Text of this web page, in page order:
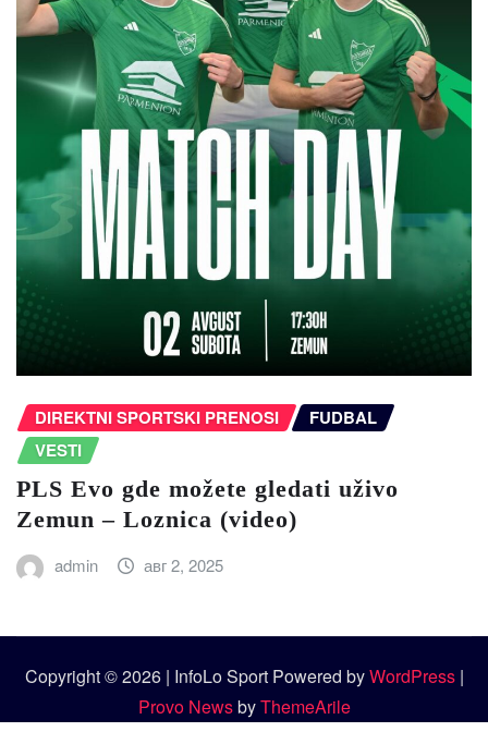
DIREKTNI SPORTSKI PRENOSI
FUDBAL
VESTI
PLS Evo gde možete gledati uživo
Zemun – Loznica (video)
admin авг 2, 2025
Copyright © 2026 | InfoLo Sport Powered byWordPress |
Provo NewsbyThemeArile